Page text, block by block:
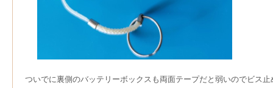
ついでに裏側のバッテリーボックスも両面テープだと弱いのでビス止